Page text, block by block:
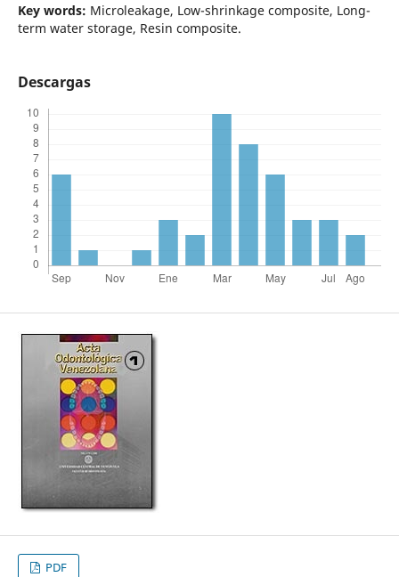
Key words: Microleakage, Low-shrinkage composite, Long-
term water storage, Resin composite.
Descargas
PDF